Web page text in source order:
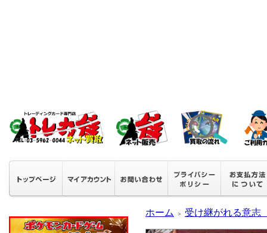
ホーム ＞ 受け継がれる意志